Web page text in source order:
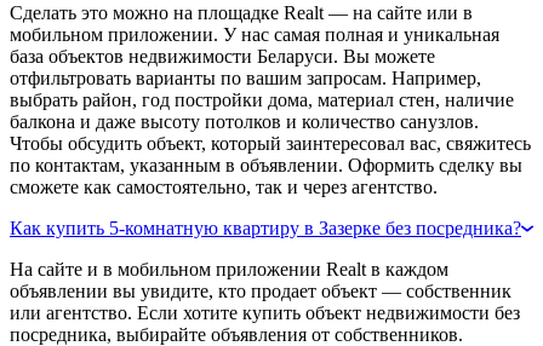
Сделать это можно на площадке Realt — на сайте или в
мобильном приложении. У нас самая полная и уникальная
база объектов недвижимости Беларуси. Вы можете
отфильтровать варианты по вашим запросам. Например,
выбрать район, год постройки дома, материал стен, наличие
балкона и даже высоту потолков и количество санузлов.
Чтобы обсудить объект, который заинтересовал вас, свяжитесь
по контактам, указанным в объявлении. Оформить сделку вы
сможете как самостоятельно, так и через агентство.
Как купить 5-комнатную квартиру в Зазерке без посредника?
На сайте и в мобильном приложении Realt в каждом
объявлении вы увидите, кто продает объект — собственник
или агентство. Если хотите купить объект недвижимости без
посредника, выбирайте объявления от собственников.